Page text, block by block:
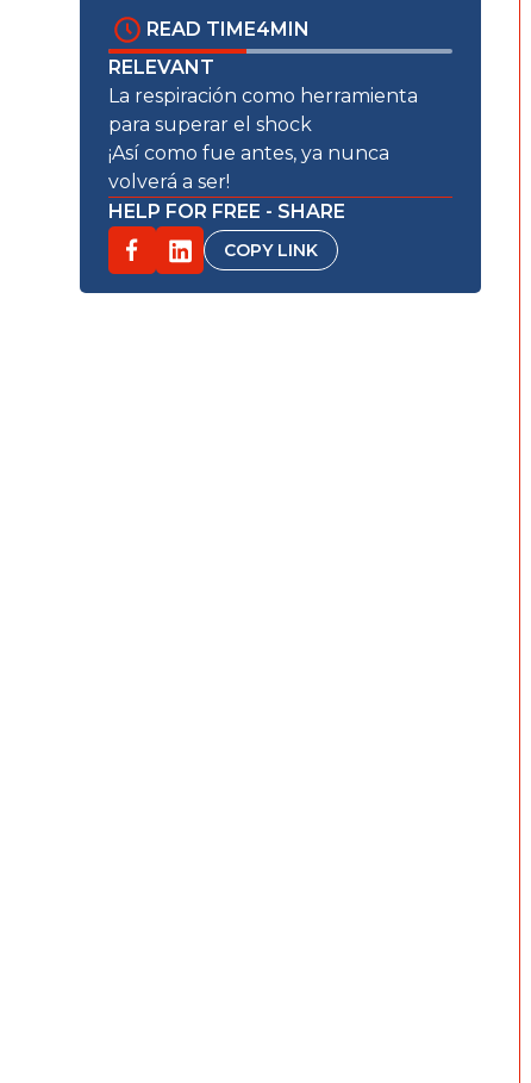
READ TIME4MIN
RELEVANT
La respiración como herramienta
para superar el shock
¡Así como fue antes, ya nunca
volverá a ser!
HELP FOR FREE - SHARE
COPY LINK